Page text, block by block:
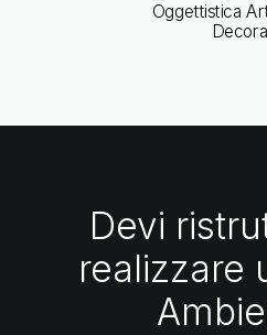
Oggettistica
Devi
realizzare